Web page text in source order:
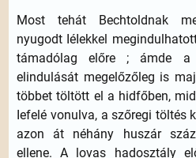
Most tehát Bechtoldnak
nyugodt IéIekkel
támadólag előre ; ámde a
elindulását megelőzőleg is
többet töltött el a hidfőben,
Iefelé vonulva, a szőregi töltés
azon át néhány huszár
ellene. A lovas hadosztály